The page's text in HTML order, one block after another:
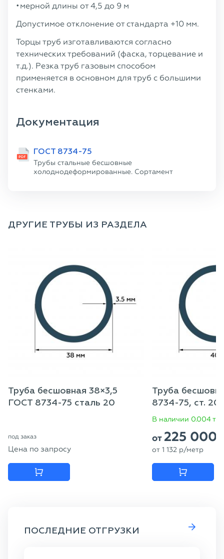
мерной длины от 4,5 до 9 м
Допустимое отклонение от стандарта +10 мм.
Торцы труб изготавливаются согласно
технических требований (фаска, торцевание и
т.д.). Резка труб газовым способом
применяется в основном для труб с большими
стенками.
Документация
ГОСТ 8734-75
Трубы стальные бесшовные
холоднодеформированные. Сортамент
ДРУГИЕ ТРУБЫ ИЗ РАЗДЕЛА
Труба бесшовная 38×3,5
ГОСТ 8734-75 сталь 20
под заказ
Цена по запросу
Труба
8734-75, ст. 20
В наличии 0.004
от 225 000
от 1 132 p/метр
ПОСЛЕДНИЕ ОТГРУЗКИ